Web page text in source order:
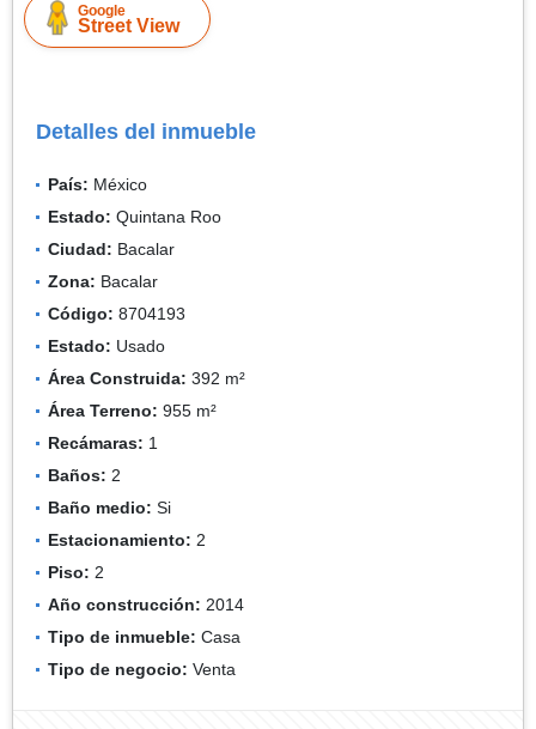
Google
Street View
Detalles del inmueble
País: México
Estado: Quintana Roo
Ciudad: Bacalar
Zona: Bacalar
Código: 8704193
Estado: Usado
Área Construida: 392 m²
Área Terreno: 955 m²
Recámaras: 1
Baños: 2
Baño medio: Si
Estacionamiento: 2
Piso: 2
Año construcción: 2014
Tipo de inmueble: Casa
Tipo de negocio: Venta